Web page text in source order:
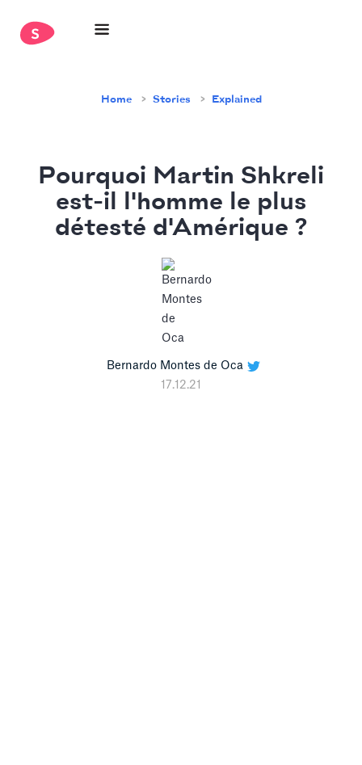
Home Stories Explained
Pourquoi Martin Shkreli
est-il l'homme le plus
détesté d'Amérique ?
Bernardo Montes de Oca
17.12.21